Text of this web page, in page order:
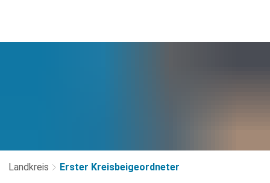
Landkreis Erster Kreisbeigeordneter